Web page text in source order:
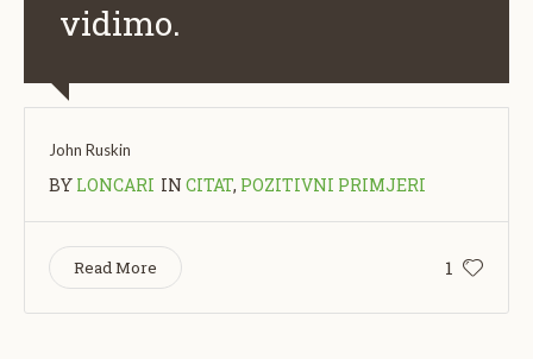
vidimo.
John Ruskin
BY LONCARI IN CITAT, POZITIVNI PRIMJERI
1
Read More